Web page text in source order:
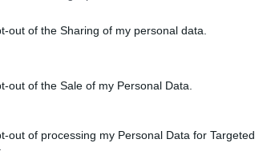
out of the Sharing of my personal data.
out of the Sale of my Personal Data.
out of processing my Personal Data for Targeted